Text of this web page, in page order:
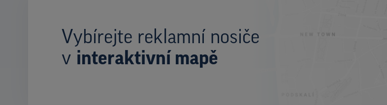
Vybírejte reklamní nosiče
v interaktivní mapě